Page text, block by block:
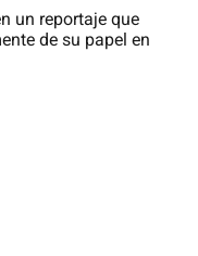
un reportaje que
de su papel en